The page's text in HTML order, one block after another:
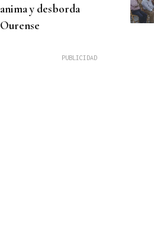
anima y desborda
Ourense